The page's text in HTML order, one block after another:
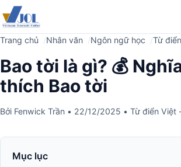
Trang chủ Nhân văn Ngôn ngữ học Từ
Bao tời là gì? 💰
thích Bao tời
Bởi Fenwick Trần • 22/12/2025 • Từ điển Việt
Mục lục